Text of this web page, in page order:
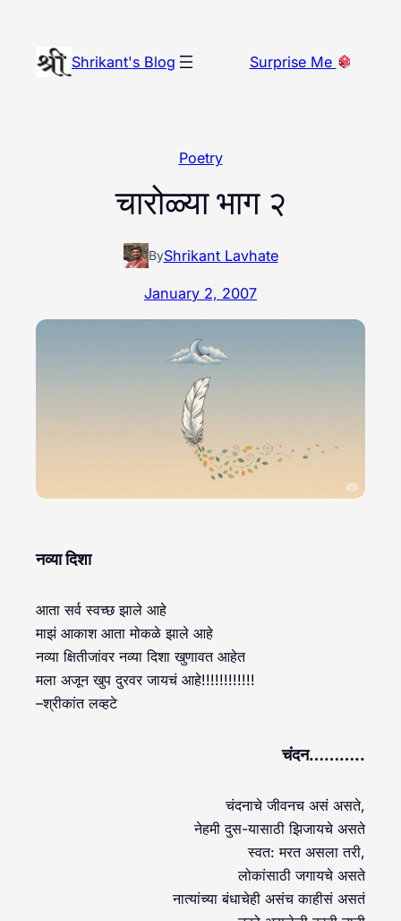
content
Shrikant's Blog Surprise Me
Poetry
चारोळ्या भाग २
ByShrikant Lavhate
January 2, 2007
नव्या दिशा
आता सर्व स्वच्छ झाले आहे
माझं आकाश आता मोकळे झाले आहे
नव्या क्षितीजांवर नव्या दिशा खुणावत आहेत
मला अजून खुप दुरवर जायचं आहे!!!!!!!!!!!!
–श्रीकांत लव्हटे
चंदन………..
चंदनाचे जीवनच असं असते,
नेहमी दुस-यासाठी झिजायचे असते
स्वत: मरत असला तरी,
लोकांसाठी जगायचे असते
नात्यांच्या बंधाचेही असंच काहीसं असतं